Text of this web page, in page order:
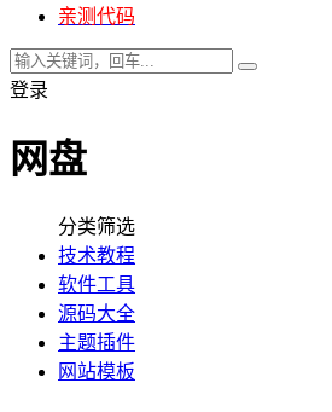
亲测代码
登录
网盘
分类筛选
技术教程
软件工具
源码大全
主题插件
网站模板